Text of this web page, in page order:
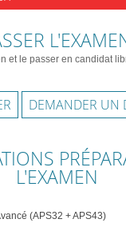
et le passer en candidat
DEMANDER UN
L'EXAMEN
(APS32 + APS43)